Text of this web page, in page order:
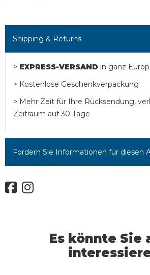
Shipping & Returns
> EXPRESS-VERSAND in ganz
> Kostenlose Geschenkverpackung
> Mehr Zeit für Ihre Rücksendung,
Zeitraum auf 30 Tage
Fordern Sie Informationen für diesen
Es könnte Sie